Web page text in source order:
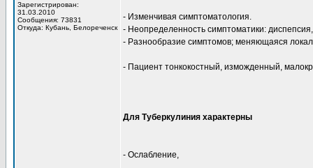
Зарегистрирован:
31.03.2010
Сообщения: 73831
Откуда: Кубань, Белореченск
- Изменчивая симптоматология.
- Неопределенность симптоматики:
- Разнообразие симптомов; меняющаяся
- Пациент тонкокостный, изможденный,
Для Туберкулиния характерны
- Ослабление,